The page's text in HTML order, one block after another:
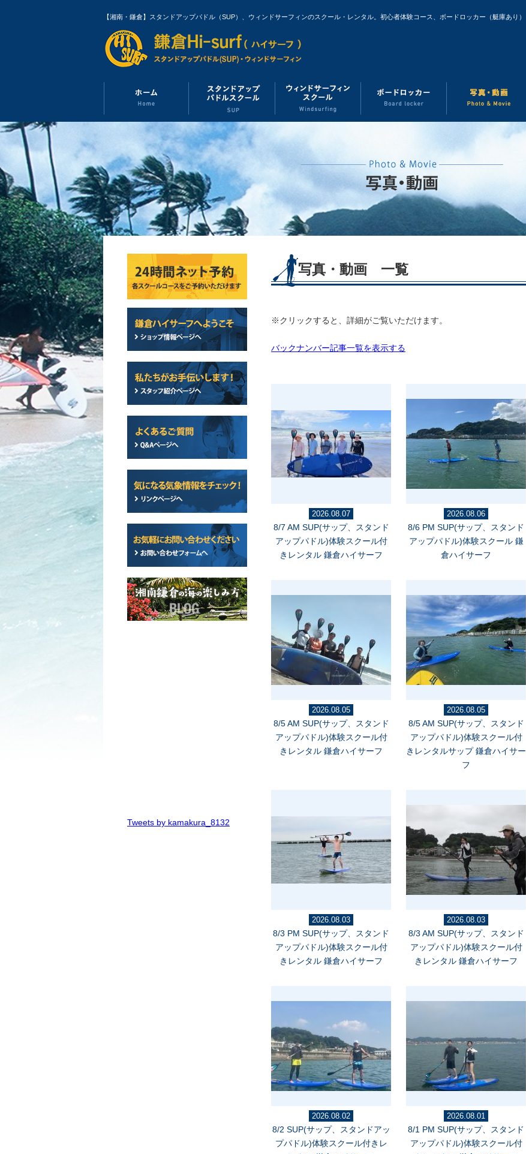
【湘南・鎌倉】スタンドアップパドル（SUP）、ウィンドサーフィンのスクール・レンタル。初心者体験コース、ボードロッカー（艇庫あり）
写真・動画 一覧
※クリックすると、詳細がご覧いただけます。
バックナンバー記事一覧を表示する
2026.08.07
8/7 AM SUP(サップ、スタンド
アップパドル)体験スクール付
きレンタル 鎌倉ハイサーフ
2026.08.06
8/6 PM SUP(サップ、スタンド
アップパドル)体験スクール 鎌
倉ハイサーフ
2026.08.05
8/5 AM SUP(サップ、スタンド
アップパドル)体験スクール付
きレンタル 鎌倉ハイサーフ
2026.08.05
8/5 AM SUP(サップ、スタンド
アップパドル)体験スクール付
きレンタルサップ 鎌倉ハイサー
フ
2026.08.03
8/3 PM SUP(サップ、スタンド
アップパドル)体験スクール付
きレンタル 鎌倉ハイサーフ
2026.08.03
8/3 AM SUP(サップ、スタンド
アップパドル)体験スクール付
きレンタル 鎌倉ハイサーフ
2026.08.02
8/2 SUP(サップ、スタンドアッ
プパドル)体験スクール付きレ
2026.08.01
8/1 PM SUP(サップ、スタンド
アップパドル)体験スクール付
Tweets by kamakura_8132